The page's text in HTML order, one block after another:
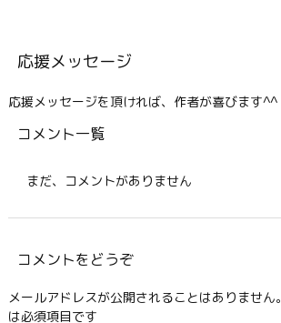
応援メッセージ
応援メッセージを頂ければ、作者が喜びます^^
コメント一覧
まだ、コメントがありません
コメントをどうぞ
メールアドレスが公開されることはありません。
は必須項目です